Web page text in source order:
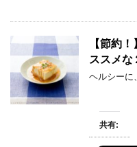
【節約
ススメな
ヘルシーに
共有: